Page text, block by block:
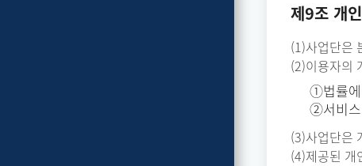
제9조 개
(1)사업단은
(2)이용자의
①법률에
②서비스
(3)사업단은
(4)제공된 개